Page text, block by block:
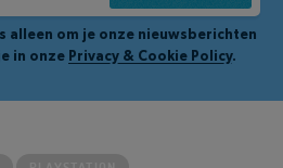
alleen om je onze nieuwsberichten
in onze Privacy & Cookie Policy.